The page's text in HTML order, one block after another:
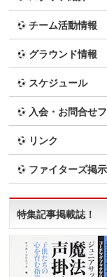
チーム活動情報
グラウンド情報
スケジュール
入会・お問合せ
リンク
ファイターズ掲
特集記事掲載誌！